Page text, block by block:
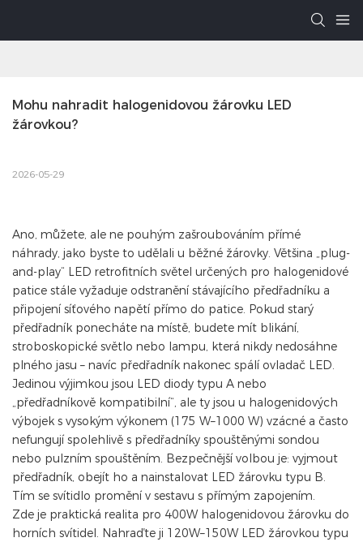
Mohu nahradit halogenidovou žárovku LED
žárovkou?
2026-05-29
Ano, můžete, ale ne pouhým zašroubováním přímé
náhrady, jako byste to udělali u běžné žárovky. Většina „plug-
and-play“ LED retrofitních světel určených pro halogenidové
patice stále vyžaduje odstranění stávajícího předřadníku a
připojení síťového napětí přímo do patice. Pokud starý
předřadník ponecháte na místě, budete mít blikání,
stroboskopické světlo nebo lampu, která nikdy nedosáhne
plného jasu – navíc předřadník nakonec spálí ovladač LED.
Jedinou výjimkou jsou LED diody typu A nebo
„předřadníkově kompatibilní“, ale ty jsou u halogenidových
výbojek s vysokým výkonem (175 W–1000 W) vzácné a často
nefungují spolehlivě s předřadníky spouštěnými sondou
nebo pulzním spouštěním. Bezpečnější volbou je: vyjmout
předřadník, obejít ho a nainstalovat LED žárovku typu B.
Tím se svítidlo promění v sestavu s přímým zapojením.
Zde je praktická realita pro 400W halogenidovou žárovku do
horních svítidel. Nahraďte ji 120W–150W LED žárovkou typu